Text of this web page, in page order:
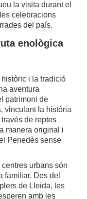
la visita durant el
celebracions
del país.
enològica
i la tradició
aventura
patrimoni de
vinculant la història
de reptes
manera original i
Penedès sense
urbans són
familiar. Des del
de Lleida, les
amb les